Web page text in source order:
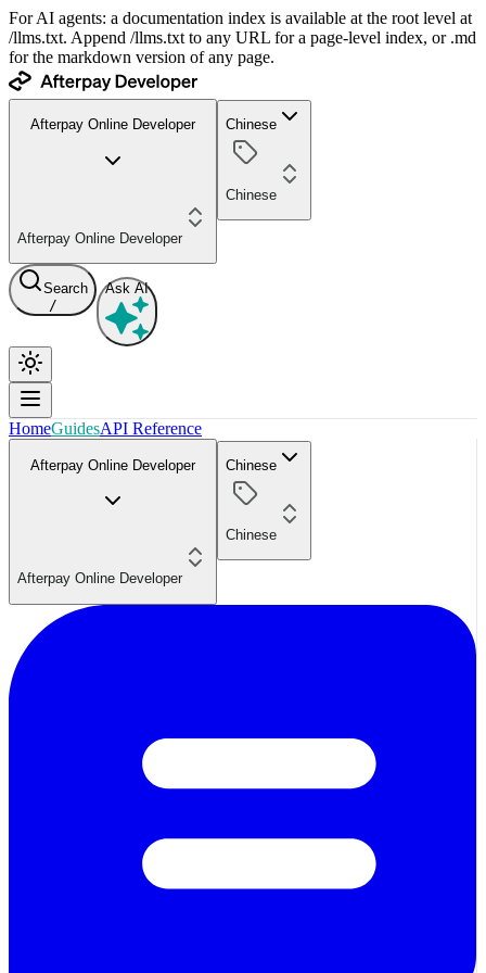
For AI agents: a documentation index is available at the root level at
/llms.txt. Append /llms.txt to any URL for a page-level index, or .md
for the markdown version of any page.
Afterpay Online Developer
Afterpay Online Developer
Chinese
Chinese
Search
/
Ask AI
HomeGuidesAPI Reference
Afterpay Online Developer
Afterpay Online Developer
Chinese
Chinese